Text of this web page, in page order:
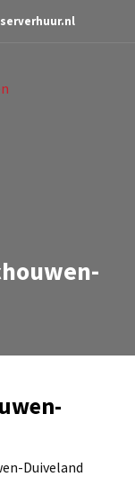
Duiveland